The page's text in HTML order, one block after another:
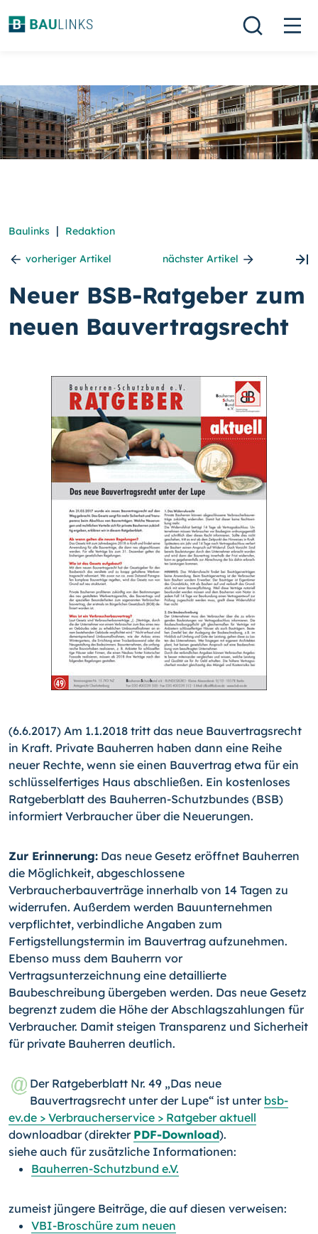
Baulinks | Redaktion
vorheriger Artikel nächster Artikel
Neuer BSB-Ratgeber zum
neuen Bauvertragsrecht
(6.6.2017) Am 1.1.2018 tritt das neue Bauvertragsrecht
in Kraft. Private Bauherren haben dann eine Reihe
neuer Rechte, wenn sie einen Bauvertrag etwa für ein
schlüsselfertiges Haus abschließen. Ein kostenloses
Ratgeberblatt des Bauherren-Schutzbundes (BSB)
informiert Verbraucher über die Neuerungen.
Zur Erinnerung: Das neue Gesetz eröffnet Bauherren
die Möglichkeit, abgeschlossene
Verbraucherbauverträge innerhalb von 14 Tagen zu
widerrufen. Außerdem werden Bauunternehmen
verpflichtet, verbindliche Angaben zum
Fertigstellungstermin im Bauvertrag aufzunehmen.
Ebenso muss dem Bauherrn vor
Vertragsunterzeichnung eine detaillierte
Baubeschreibung übergeben werden. Das neue Gesetz
begrenzt zudem die Höhe der Abschlagszahlungen für
Verbraucher. Damit steigen Transparenz und Sicherheit
für private Bauherren deutlich.
Der Ratgeberblatt Nr. 49 „Das neue
Bauvertragsrecht unter der Lupe“ ist unter bsb-
ev.de > Verbrau­cherservice > Ratgeber aktuell
downloadbar (direkter PDF-Download).
siehe auch für zusätzliche Informationen:
Bauherren-Schutzbund e.V.
zumeist jüngere Beiträge, die auf diesen verweisen:
VBI-Broschüre zum neuen